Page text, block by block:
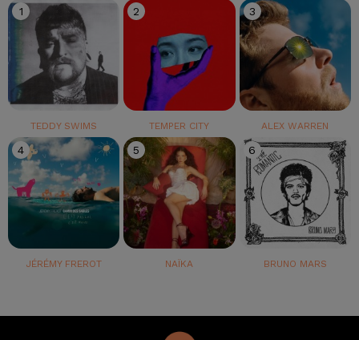
1
TEDDY SWIMS
2
TEMPER CITY
3
ALEX WARREN
4
JÉRÉMY FREROT
5
NAÏKA
6
BRUNO MARS